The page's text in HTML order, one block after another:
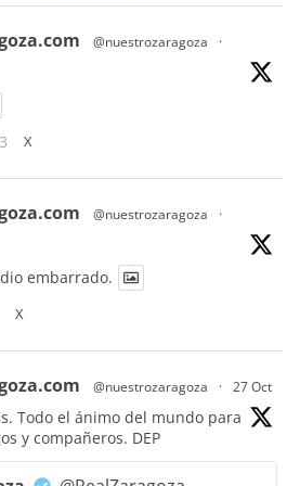
@nuestrozaragoza
·
3
X
@nuestrozaragoza
·
embarrado.
X
@nuestrozaragoza · 27 Oct
Todo el ánimo del mundo para
y compañeros. DEP